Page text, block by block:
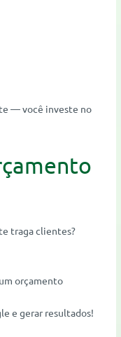
— você investe no
traga clientes?
orçamento
e gerar resultados!